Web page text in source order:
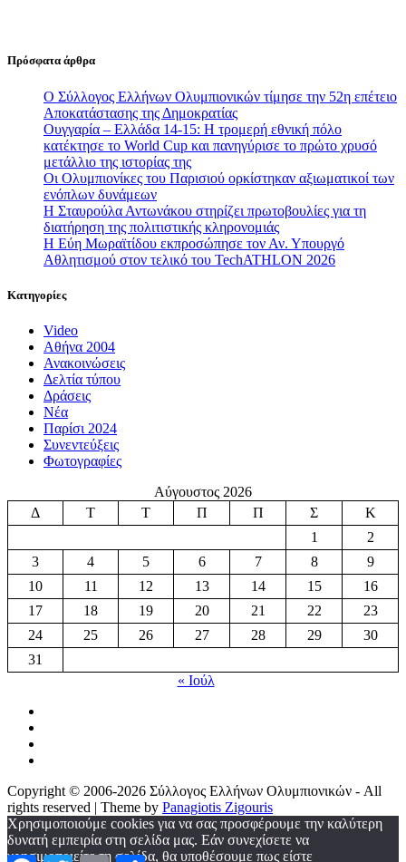
Πρόσφατα άρθρα
Ο Σύλλογος Ελλήνων Ολυμπιονικών τίμησε την 52η επέτειο
Αποκατάστασης της Δημοκρατίας
Ουγγαρία – Ελλάδα 14-15: Η τρομερή εθνική πόλο
κατέκτησε το World Cup και πανηγύρισε το πρώτο χρυσό
μετάλλιο της ιστορίας της
Οι Ολυμπιονίκες του Παρισιού ορκίστηκαν αξιωματικοί των
ενόπλων δυνάμεων
Η Σταυρούλα Αντωνάκου στηρίζει πρωτοβουλίες για τη
διατήρηση της πολιτιστικής κληρονομιάς
Η Εύη Μωραϊτίδου εκπροσώπησε τον Αν. Υπουργό
Αθλητισμού στον τελικό του TechATHLON 2026
Κατηγορίες
Video
Αθήνα 2004
Ανακοινώσεις
Δελτία τύπου
Δράσεις
Νέα
Παρίσι 2024
Συνεντεύξεις
Φωτογραφίες
Αύγουστος 2026
Δ
Τ Τ Π Π Σ
Κ
1
2
3
4 5 6 7 8
9
10
11 12 13 14 15
16
17
18 19 20 21 22
23
24
25 26 27 28 29
30
31
« Ιούλ
Copyright © 2006-2026 Σύλλογος Ελλήνων Ολυμπιονικών - All
rights reserved | Theme by Panagiotis Zigouris
Χρησιμοποιούμε cookies για να σας προσφέρουμε την καλύτερη
δυνατή εμπειρία στη σελίδα μας. Εάν συνεχίσετε να
χρησιμοποιείτε τη σελίδα, θα υποθέσουμε πως είστε